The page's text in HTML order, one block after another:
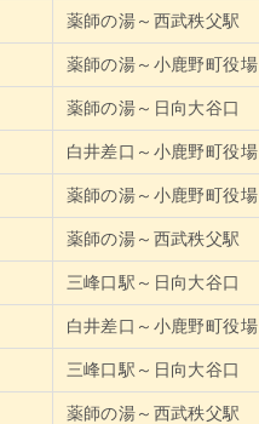
薬師の湯～西武秩父駅
薬師の湯～小鹿野町役場
薬師の湯～日向大谷口
白井差口～小鹿野町役場
薬師の湯～小鹿野町役場
薬師の湯～西武秩父駅
三峰口駅～日向大谷口
白井差口～小鹿野町役場
三峰口駅～日向大谷口
薬師の湯～西武秩父駅